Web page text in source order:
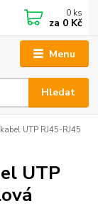
Menu
Hledat
0 ks
za 0 Kč
UTP RJ45-RJ45
UTP